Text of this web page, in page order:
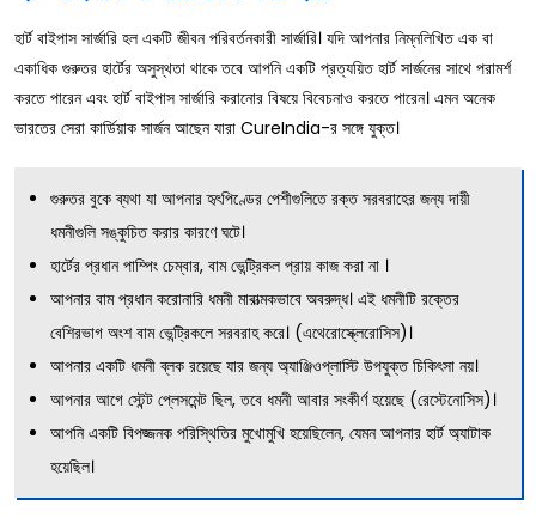
হার্ট বাইপাস সার্জারি হল একটি জীবন পরিবর্তনকারী সার্জারি। যদি আপনার নিম্নলিখিত এক বা
একাধিক গুরুতর হার্টের অসুস্থতা থাকে তবে আপনি একটি প্রত্যয়িত হার্ট সার্জনের সাথে পরামর্শ
করতে পারেন এবং হার্ট বাইপাস সার্জারি করানোর বিষয়ে বিবেচনাও করতে পারেন। এমন অনেক
ভারতের সেরা কার্ডিয়াক সার্জন আছেন যারা CureIndia-র সঙ্গে যুক্ত।
গুরুতর বুকে ব্যথা যা আপনার হৃৎপিণ্ডের পেশীগুলিতে রক্ত সরবরাহের জন্য দায়ী
ধমনীগুলি সঙ্কুচিত করার কারণে ঘটে।
হার্টের প্রধান পাম্পিং চেম্বার, বাম ভেন্ট্রিকল প্রায় কাজ করা না ।
আপনার বাম প্রধান করোনারি ধমনী মারাত্মকভাবে অবরুদ্ধ। এই ধমনীটি রক্তের
বেশিরভাগ অংশ বাম ভেন্ট্রিকলে সরবরাহ করে। (এথেরোস্ক্লেরোসিস)।
আপনার একটি ধমনী ব্লক রয়েছে যার জন্য অ্যাঞ্জিওপ্লাস্টি উপযুক্ত চিকিৎসা নয়।
আপনার আগে স্টেন্ট প্লেসমেন্ট ছিল, তবে ধমনী আবার সংকীর্ণ হয়েছে (রেস্টেনোসিস)।
আপনি একটি বিপজ্জনক পরিস্থিতির মুখোমুখি হয়েছিলেন, যেমন আপনার হার্ট অ্যাটাক
হয়েছিল।